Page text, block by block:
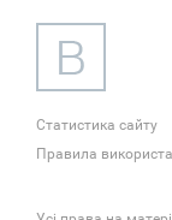
Статистика сайту
Правила